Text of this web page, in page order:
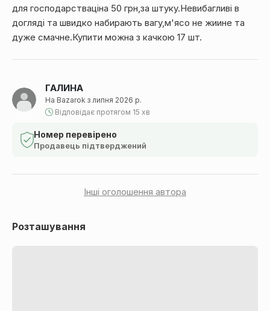
ГАЛИНА
На Bazarok з липня 2026 р.
Відповідає протягом 15 хв
Номер перевірено
Продавець підтверджений
Інші оголошення автора
для господарстваціна 50 грн,за штуку.Невибагливі в
догляді та швидко набирають вагу,м'ясо не жиине та
дуже смачне.Купити можна з качкою 17 шт.
Розташування